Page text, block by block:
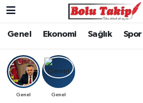
Genel Ekonomi Sağlık Spor
Genel Genel